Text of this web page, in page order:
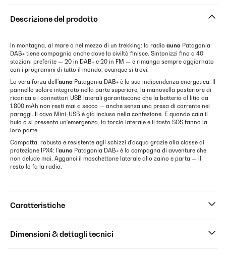
Descrizione del prodotto
In montagna, al mare o nel mezzo di un trekking: la radio auna Patagonia
DAB+ tiene compagnia anche dove la civiltà finisce. Sintonizzi fino a 40
stazioni preferite — 20 in DAB+ e 20 in FM — e rimanga sempre aggiornato
con i programmi di tutto il mondo, ovunque si trovi.
La vera forza dell'auna Patagonia DAB+ è la sua indipendenza energetica. Il
pannello solare integrato nella parte superiore, la manovella posteriore di
ricarica e i connettori USB laterali garantiscono che la batteria al litio da
1.800 mAh non resti mai a secco — anche senza una presa di corrente nei
paraggi. Il cavo Mini-USB è già incluso nella confezione. E quando cala il
buio o si presenta un'emergenza, la torcia laterale e il tasto SOS fanno la
loro parte.
Compatta, robusta e resistente agli schizzi d'acqua grazie alla classe di
protezione IPX4: l'auna Patagonia DAB+ è la compagna di avventure che
non delude mai. Agganci il moschettone laterale allo zaino e parta — il
resto lo fa la radio.
Caratteristiche
Dimensioni & dettagli tecnici